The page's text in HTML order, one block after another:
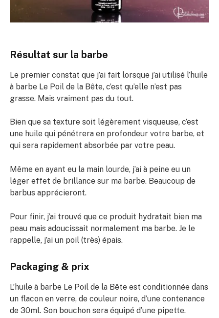
Résultat sur la barbe
Le premier constat que j’ai fait lorsque j’ai utilisé l’huile
à barbe Le Poil de la Bête, c’est qu’elle n’est pas
grasse. Mais vraiment pas du tout.
Bien que sa texture soit légèrement visqueuse, c’est
une huile qui pénétrera en profondeur votre barbe, et
qui sera rapidement absorbée par votre peau.
Même en ayant eu la main lourde, j’ai à peine eu un
léger effet de brillance sur ma barbe. Beaucoup de
barbus apprécieront.
Pour finir, j’ai trouvé que ce produit hydratait bien ma
peau mais adoucissait normalement ma barbe. Je le
rappelle, j’ai un poil (très) épais.
Packaging & prix
L’huile à barbe Le Poil de la Bête est conditionnée dans
un flacon en verre, de couleur noire, d’une contenance
de 30ml. Son bouchon sera équipé d’une pipette.